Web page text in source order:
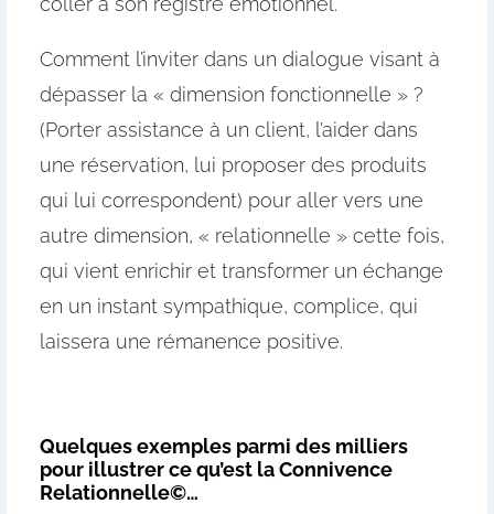
Comment l’inviter dans un dialogue visant à
dépasser la « dimension fonctionnelle » ?
(Porter assistance à un client, l’aider dans
une réservation, lui proposer des produits
qui lui correspondent) pour aller vers une
autre dimension, « relationnelle » cette fois,
qui vient enrichir et transformer un échange
en un instant sympathique, complice, qui
laissera une rémanence positive.
Quelques exemples parmi des milliers
pour illustrer ce qu’est la Connivence
Relationnelle©…